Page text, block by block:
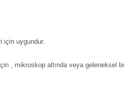
için uygundur.
, mikroskop altında veya geleneksel